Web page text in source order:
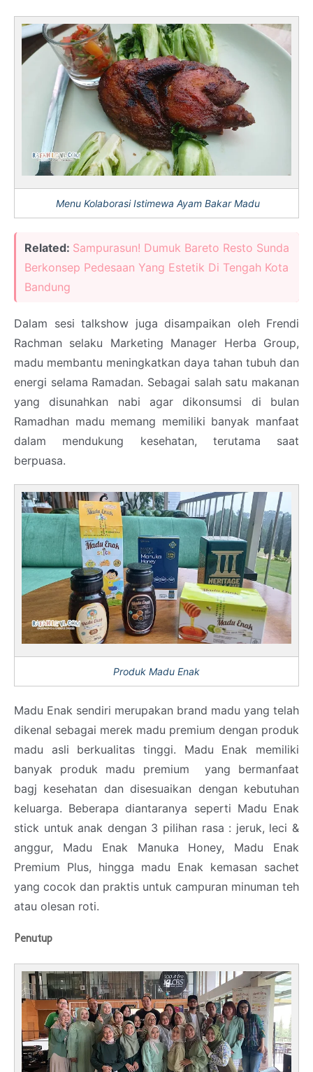
Menu Kolaborasi Istimewa Ayam Bakar Madu
Related: Sampurasun! Dumuk Bareto Resto Sunda
Berkonsep Pedesaan Yang Estetik Di Tengah Kota
Bandung
Dalam sesi talkshow juga disampaikan oleh Frendi
Rachman selaku Marketing Manager Herba Group,
madu membantu meningkatkan daya tahan tubuh dan
energi selama Ramadan. Sebagai salah satu makanan
yang disunahkan nabi agar dikonsumsi di bulan
Ramadhan madu memang memiliki banyak manfaat
dalam mendukung kesehatan, terutama saat
berpuasa.
Produk Madu Enak
Madu Enak sendiri merupakan brand madu yang telah
dikenal sebagai merek madu premium dengan produk
madu asli berkualitas tinggi. Madu Enak memiliki
banyak produk madu premium yang bermanfaat
bagj kesehatan dan disesuaikan dengan kebutuhan
keluarga. Beberapa diantaranya seperti Madu Enak
stick untuk anak dengan 3 pilihan rasa : jeruk, leci &
anggur, Madu Enak Manuka Honey, Madu Enak
Premium Plus, hingga madu Enak kemasan sachet
yang cocok dan praktis untuk campuran minuman teh
atau olesan roti.
Penutup